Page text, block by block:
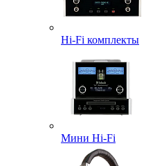
Hi-Fi комплекты
Мини Hi-Fi